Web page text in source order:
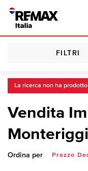
FILTRI
La ricerca non ha
Vendita
Ordina per